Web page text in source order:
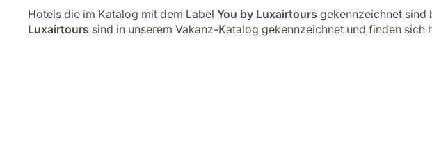
Hotels die im Katalog mit dem Label You by Luxairtours gekennzeichnet sind
Luxairtours sind in unserem Vakanz-Katalog gekennzeichnet und finden sich